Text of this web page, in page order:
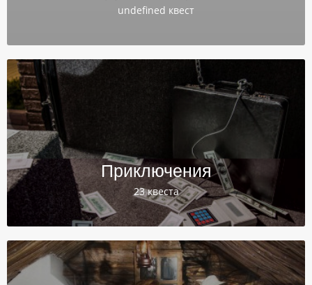
undefined квест
Приключения
23 квеста